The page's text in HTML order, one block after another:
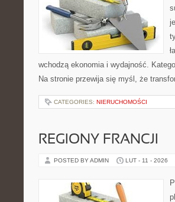
wchodzą ekonomia i wydajność.
Na stronie przewija się myśl, że
CATEGORIES: NIERUCHOMOŚCI
REGIONY FRANCJI
POSTED BY ADMIN LUT - 11 - 2026